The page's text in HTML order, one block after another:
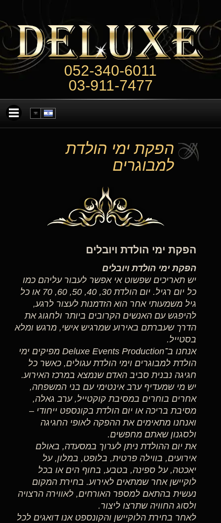
052-340-6011
03-911-7477
הפקת ימי הולדת
למבוגרים
הפקת ימי הולדת ויובלים
הפקת ימי הולדת ויובלים
יש תאריכים שפשוט אי אפשר לעבור עליהם כמו
כל יום רגיל. יום הולדת 30, 40, 50, 60, 70 או כל
גיל משמעותי אחר הוא הזדמנות לעצור לרגע,
להיפגש עם האנשים הקרובים ביותר ולחגוג את
הדרך שעברתם באירוע שמרגיש אישי, מרגש ומלא
בסטייל.
אנחנו ב־Deluxe Events Production מפיקים ימי
הולדת למבוגרים וימי הולדת עגולים, כאשר כל
חגיגה נבנית סביב האדם שנמצא במרכז האירוע.
יש מי שמעדיף ערב אינטימי עם בני המשפחה,
אחרים בוחרים במסיבת קוקטייל, ערב גאלה,
מסיבת בריכה או יום הולדת בקונספט ייחודי –
ואנחנו מתאימים את ההפקה לאופי החגיגה
ולסגנון שאתם מחפשים.
את יום ההולדת ניתן לערוך במסעדה, באולם
אירועים, בווילה פרטית, בלופט, במלון, על
יאכטה, על ספינה, בטבע, בחוף הים או בכל
לוקיישן אחר שמתאים לאירוע. בחירת המקום
נעשית בהתאם למספר האורחים, לאווירה הרצויה
ולסוג החוויה שתרצו ליצור.
לאחר בחירת הלוקיישן והקונספט אנו דואגים לכל